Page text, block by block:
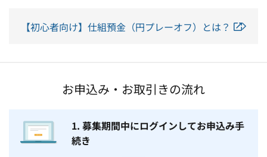
【初心者向け】仕組預金（円プレーオフ）とは？
お申込み・お取引きの流れ
1. 募集期間中にログインしてお申込み手
続き